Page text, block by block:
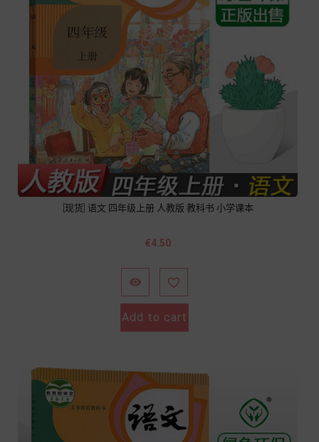
[现货] 语文 四年级上册 人教版 教科书 小学课本
價
€4.50
 
Add to cart